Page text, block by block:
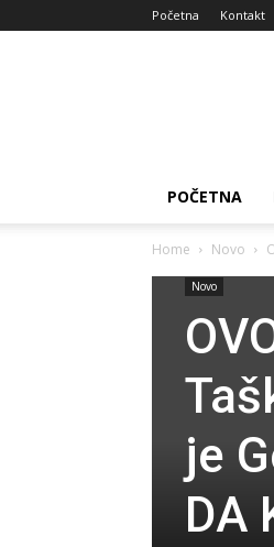
Početna Kontakt
POČETNA
Home Novo
Novo
je
DA